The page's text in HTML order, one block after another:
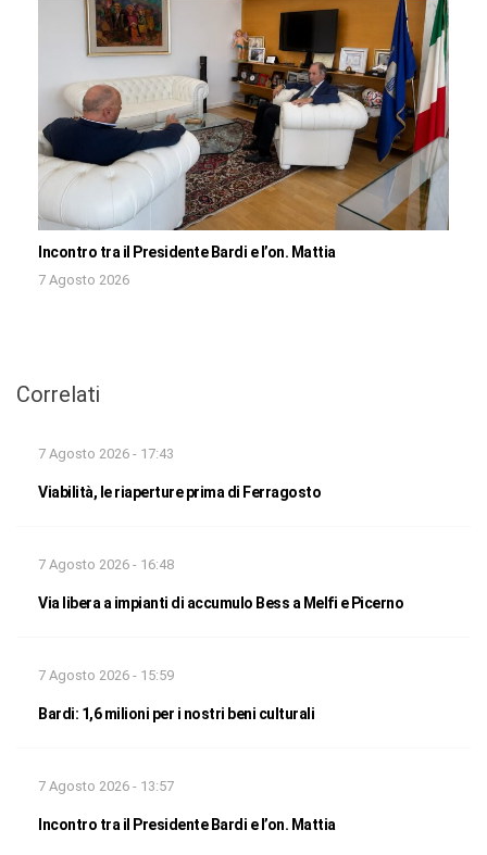
Incontro tra il Presidente Bardi e l’on. Mattia
7 Agosto 2026
Correlati
7 Agosto 2026 - 17:43
Viabilità, le riaperture prima di Ferragosto
7 Agosto 2026 - 16:48
Via libera a impianti di accumulo Bess a Melfi e Picerno
7 Agosto 2026 - 15:59
Bardi: 1,6 milioni per i nostri beni culturali
7 Agosto 2026 - 13:57
Incontro tra il Presidente Bardi e l’on. Mattia